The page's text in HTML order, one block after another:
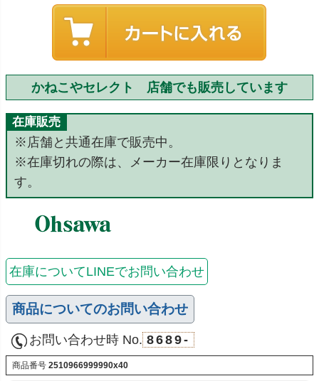
かねこやセレクト 店舗でも販売しています
在庫販売
※店舗と共通在庫で販売中。
※在庫切れの際は、メーカー在庫限りとなりま
す。
在庫についてLINEでお問い合わせ
商品についてのお問い合わせ
お問い合わせ時 No. 8689-
商品番号 2510966999990x40